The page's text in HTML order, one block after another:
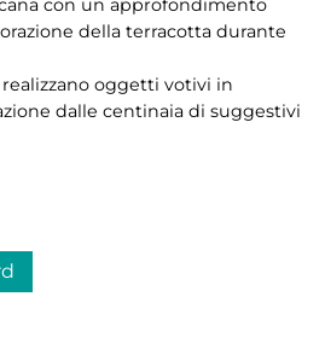
con un approfondimento
della terracotta durante
oggetti votivi in
dalle centinaia di suggestivi